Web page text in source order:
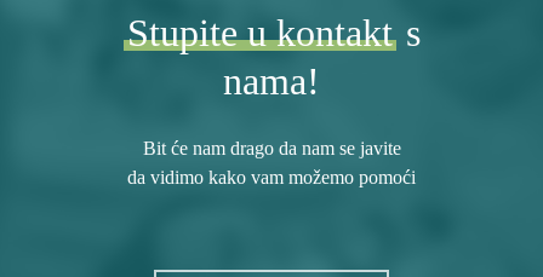
Stupite u kontakts
nama!
Bit će nam drago da nam se javite
da vidimo kako vam možemo pomoći